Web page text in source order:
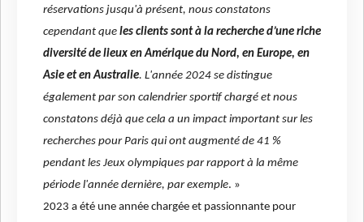
réservations jusqu'à présent, nous constatons
cependant que les clients sont à la recherche d’une riche
diversité de lieux en Amérique du Nord, en Europe, en
Asie et en Australie. L'année 2024 se distingue
également par son calendrier sportif chargé et nous
constatons déjà que cela a un impact important sur les
recherches pour Paris qui ont augmenté de 41 %
pendant les Jeux olympiques par rapport à la même
période l'année dernière, par exemple. »
2023 a été une année chargée et passionnante pour